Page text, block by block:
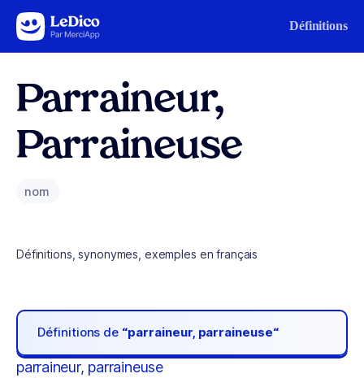
Aller au contenu Définitions
Parraineur,
Parraineuse
nom
Définitions, synonymes, exemples en français
Définitions de “parraineur, parraineuse“
parraineur, parraineuse